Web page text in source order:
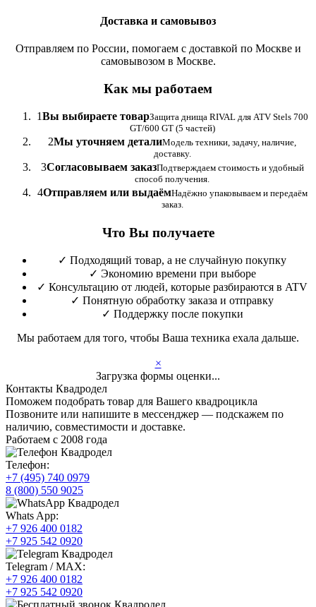
Доставка и самовывоз
Отправляем по России, помогаем с доставкой по Москве и
самовывозом в Москве.
Как мы работаем
1Вы выбираете товарЗащита днища RIVAL для ATV Stels 700
GT/600 GT (5 частей)
2Мы уточняем деталиМодель техники, задачу, наличие,
доставку.
3Согласовываем заказПодтверждаем стоимость и удобный
способ получения.
4Отправляем или выдаёмНадёжно упаковываем и передаём
заказ.
Что Вы получаете
✓ Подходящий товар, а не случайную покупку
✓ Экономию времени при выборе
✓ Консультацию от людей, которые разбираются в ATV
✓ Понятную обработку заказа и отправку
✓ Поддержку после покупки
Мы работаем для того, чтобы Ваша техника ехала дальше.
×
Загрузка формы оценки...
Контакты Квадродел
Поможем подобрать товар для Вашего квадроцикла
Позвоните или напишите в мессенджер — подскажем по
наличию, совместимости и доставке.
Работаем с 2008 года
Телефон:
+7 (495) 740 0979
8 (800) 550 9025
Whats App:
+7 926 400 0182
+7 925 542 0920
Telegram / MAX:
+7 926 400 0182
+7 925 542 0920